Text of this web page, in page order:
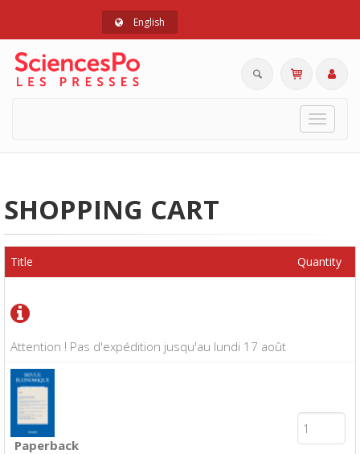
English
Toggle
SHOPPING CART
Attention ! Pas d'expédition jusqu'au lundi 17 août
Title Quantity
Paperback